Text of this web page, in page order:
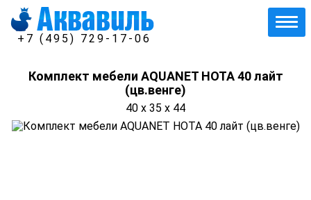
+7 (495) 729-17-06
Комплект мебели AQUANET НОТА 40 лайт
(цв.венге)
40 x 35 x 44